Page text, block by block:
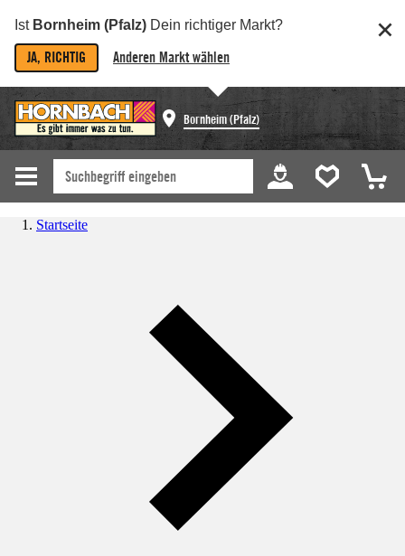
Ist Bornheim (Pfalz) Dein richtiger Markt?
JA, RICHTIG Anderen Markt wählen
Bornheim (Pfalz)
Startseite